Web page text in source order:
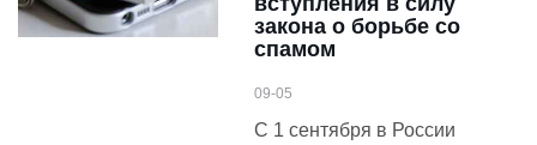
закона о борьбе со
спамом
09-05
С 1 сентября в России